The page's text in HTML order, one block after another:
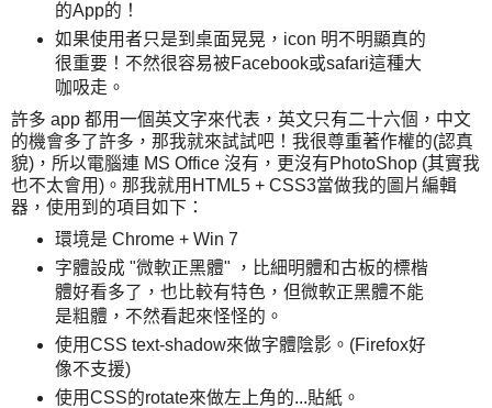
的App的！
如果使用者只是到桌面晃晃，icon 明不明顯真的
很重要！不然很容易被Facebook或safari這種大
咖吸走。
許多 app 都用一個英文字來代表，英文只有二十六個，中文
的機會多了許多，那我就來試試吧！我很尊重著作權的(認真
貌)，所以電腦連 MS Office 沒有，更沒有PhotoShop (其實我
也不太會用)。那我就用HTML5 + CSS3當做我的圖片編輯
器，使用到的項目如下：
環境是 Chrome + Win 7
字體設成 "微軟正黑體" ，比細明體和古板的標楷
體好看多了，也比較有特色，但微軟正黑體不能
是粗體，不然看起來怪怪的。
使用CSS text-shadow來做字體陰影。(Firefox好
像不支援)
使用CSS的rotate來做左上角的...貼紙。